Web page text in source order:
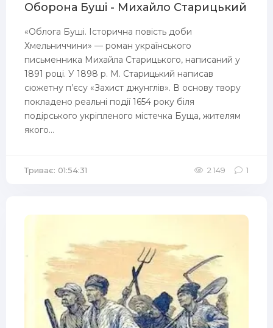
Оборона Буші - Михайло Старицький
«Облога Буші. Історична повість доби
Хмельниччини» — роман українського
письменника Михайла Старицького, написаний у
1891 році. У 1898 р. М. Старицький написав
сюжетну п’єсу «Захист джунглів». В основу твору
покладено реальні події 1654 року біля
подірського укріпленого містечка Буща, жителям
якого...
Триває: 01:54:31 2 149 1